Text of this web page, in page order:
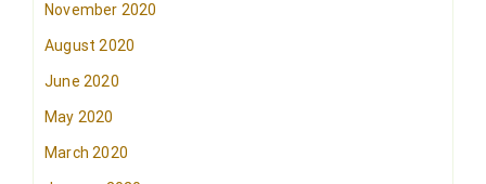
November 2020
August 2020
June 2020
May 2020
March 2020